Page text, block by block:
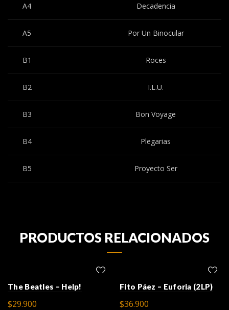
A4 Decadencia
A5 Por Un Binocular
B1 Roces
B2 I.L.U.
B3 Bon Voyage
B4 Plegarias
B5 Proyecto Ser
PRODUCTOS RELACIONADOS
The Beatles – Help!
$29.900
Fito Páez – Euforia (2LP)
$36.900